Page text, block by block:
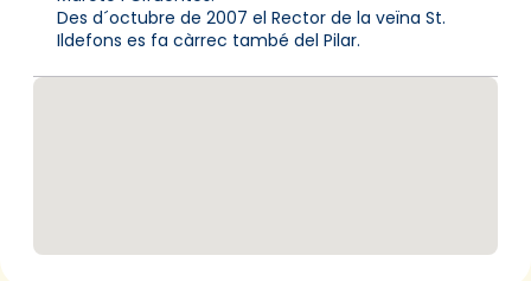
Des d´octubre de 2007 el Rector de la veïna St.
Ildefons es fa càrrec també del Pilar.